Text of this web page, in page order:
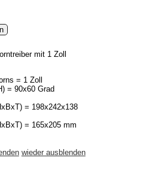
mit 1 Zoll
= 1 Zoll
= 90x60 Grad
= 198x242x138
= 165x205 mm
wieder ausblenden